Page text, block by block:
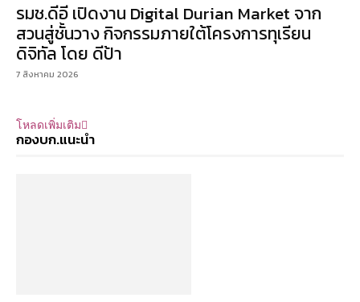
รมช.ดีอี เปิดงาน Digital Durian Market จาก
สวนสู่ชั้นวาง กิจกรรมภายใต้โครงการทุเรียน
ดิจิทัล โดย ดีป้า
7 สิงหาคม 2026
โหลดเพิ่มเติม
กองบก.แนะนำ